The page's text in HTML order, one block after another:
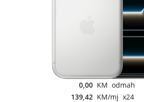
0,00 KM odmah
139,42 KM/mj x24